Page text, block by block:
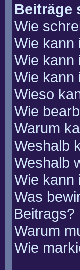
Beiträge
Wie
Wie kann
Wie kann
Wie kann
Wieso
Wie
Warum
Weshalb
Weshalb
Wie kann
Was
Beitrags?
Warum
Wie